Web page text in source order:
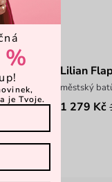
Lilian
městský
1 279 Kč
je Tvoje.